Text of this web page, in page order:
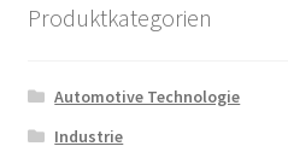
Produktkategorien
Automotive Technologie
Industrie